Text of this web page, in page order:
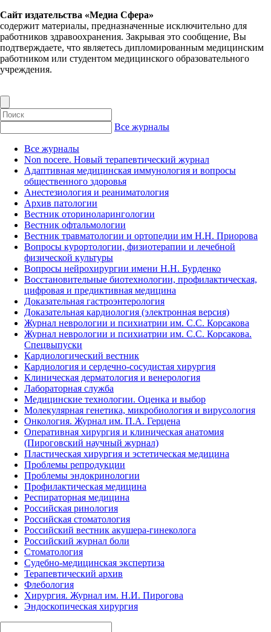
Сайт издательства «Медиа Сфера»
содержит материалы, предназначенные исключительно для
работников здравоохранения. Закрывая это сообщение, Вы
подтверждаете, что являетесь дипломированным медицинским
работником или студентом медицинского образовательного
учреждения.
Все журналы
Все журналы
Non nocere. Новый терапевтический журнал
Адаптивная медицинская иммунология и вопросы
общественного здоровья
Анестезиология и реаниматология
Архив патологии
Вестник оториноларингологии
Вестник офтальмологии
Вестник травматологии и ортопедии им Н.Н. Приорова
Вопросы курортологии, физиотерапии и лечебной
физической культуры
Вопросы нейрохирургии имени Н.Н. Бурденко
Восстановительные биотехнологии, профилактическая,
цифровая и предиктивная медицина
Доказательная гастроэнтерология
Доказательная кардиология (электронная версия)
Журнал неврологии и психиатрии им. С.С. Корсакова
Журнал неврологии и психиатрии им. С.С. Корсакова.
Спецвыпуски
Кардиологический вестник
Кардиология и сердечно-сосудистая хирургия
Клиническая дерматология и венерология
Лабораторная служба
Медицинские технологии. Оценка и выбор
Молекулярная генетика, микробиология и вирусология
Онкология. Журнал им. П.А. Герцена
Оперативная хирургия и клиническая анатомия
(Пироговский научный журнал)
Пластическая хирургия и эстетическая медицина
Проблемы репродукции
Проблемы эндокринологии
Профилактическая медицина
Респираторная медицина
Российская ринология
Российская стоматология
Российский вестник акушера-гинеколога
Российский журнал боли
Стоматология
Судебно-медицинская экспертиза
Терапевтический архив
Флебология
Хирургия. Журнал им. Н.И. Пирогова
Эндоскопическая хирургия